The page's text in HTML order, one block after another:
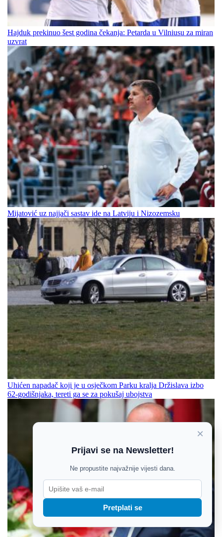
Hajduk prekinuo šest godina čekanja: Petarda u Vilniusu za miran
uzvrat
Mijatović uz najjači sastav ide na Latviju i Nizozemsku
Uhićen napadač koji je u osječkom Parku kralja Držislava izbo
62-godišnjaka, tereti ga se za pokušaj ubojstva
×
Prijavi se na Newsletter!
Ne propustite najvažnije vijesti dana.
Pretplati se